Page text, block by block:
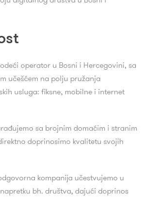
operator u Bosni i Hercegovini, sa
učešćem na polju pružanja
usluga: fiksne, mobilne i internet
sa brojnim domaćim i stranim
doprinosimo kvalitetu svojih
kompanija učestvujemo u
bh. društva, dajući doprinos